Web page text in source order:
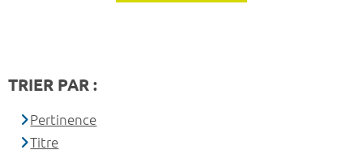
TRIER PAR :
Pertinence
Titre